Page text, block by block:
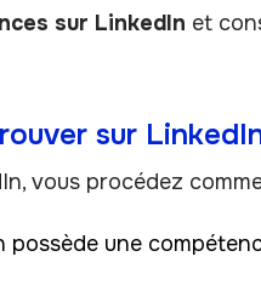
sur LinkedIn et
sur
vous procédez
une